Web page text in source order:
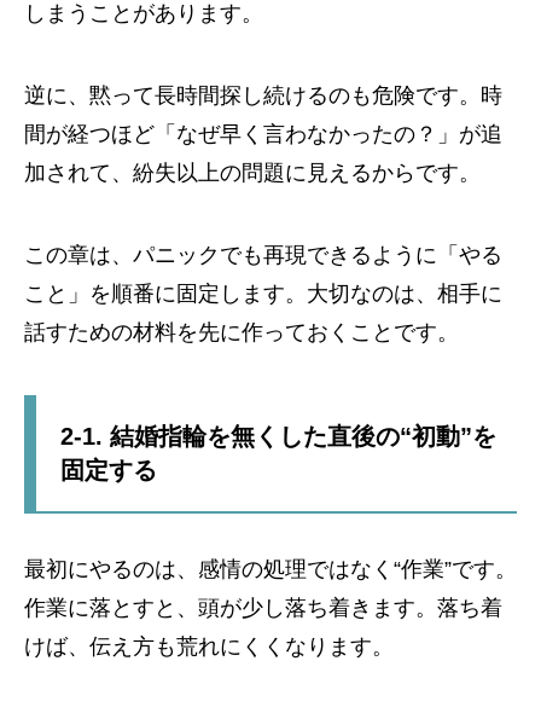
しまうことがあります。
逆に、黙って長時間探し続けるのも危険です。時
間が経つほど「なぜ早く言わなかったの？」が追
加されて、紛失以上の問題に見えるからです。
この章は、パニックでも再現できるように「やる
こと」を順番に固定します。大切なのは、相手に
話すための材料を先に作っておくことです。
2-1. 結婚指輪を無くした直後の“初動”を
固定する
最初にやるのは、感情の処理ではなく“作業”です。
作業に落とすと、頭が少し落ち着きます。落ち着
けば、伝え方も荒れにくくなります。